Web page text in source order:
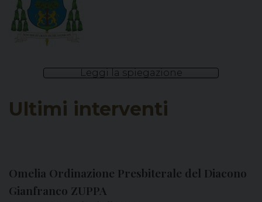
Leggi la spiegazione
Ultimi interventi
Omelia Ordinazione Presbiterale del Diacono
Gianfranco ZUPPA